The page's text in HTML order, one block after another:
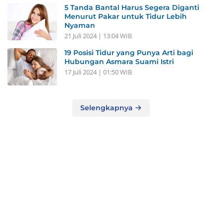
5 Tanda Bantal Harus Segera Diganti
Menurut Pakar untuk Tidur Lebih
Nyaman
21 Juli 2024 | 13:04 WIB
19 Posisi Tidur yang Punya Arti bagi
Hubungan Asmara Suami Istri
17 Juli 2024 | 01:50 WIB
Selengkapnya